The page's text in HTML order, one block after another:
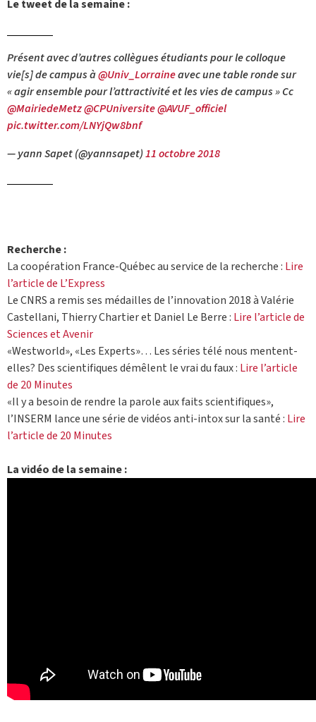
Le tweet de la semaine :
Présent avec d’autres collègues étudiants pour le colloque
vie[s] de campus à@Univ_Lorraineavec une table ronde sur
« agir ensemble pour l’attractivité et les vies de campus » Cc
@MairiedeMetz@CPUniversite@AVUF_officiel
pic.twitter.com/LNYjQw8bnf
— yann Sapet (@yannsapet)11 octobre 2018
Recherche :
La coopération France-Québec au service de la recherche : Lire
l’article de L’Express
Le CNRS a remis ses médailles de l’innovation 2018 à Valérie
Castellani, Thierry Chartier et Daniel Le Berre : Lire l’article de
Sciences et Avenir
«Westworld», «Les Experts»… Les séries télé nous mentent-
elles? Des scientifiques démêlent le vrai du faux : Lire l’article
de 20 Minutes
«Il y a besoin de rendre la parole aux faits scientifiques»,
l’INSERM lance une série de vidéos anti-intox sur la santé : Lire
l’article de 20 Minutes
La vidéo de la semaine :